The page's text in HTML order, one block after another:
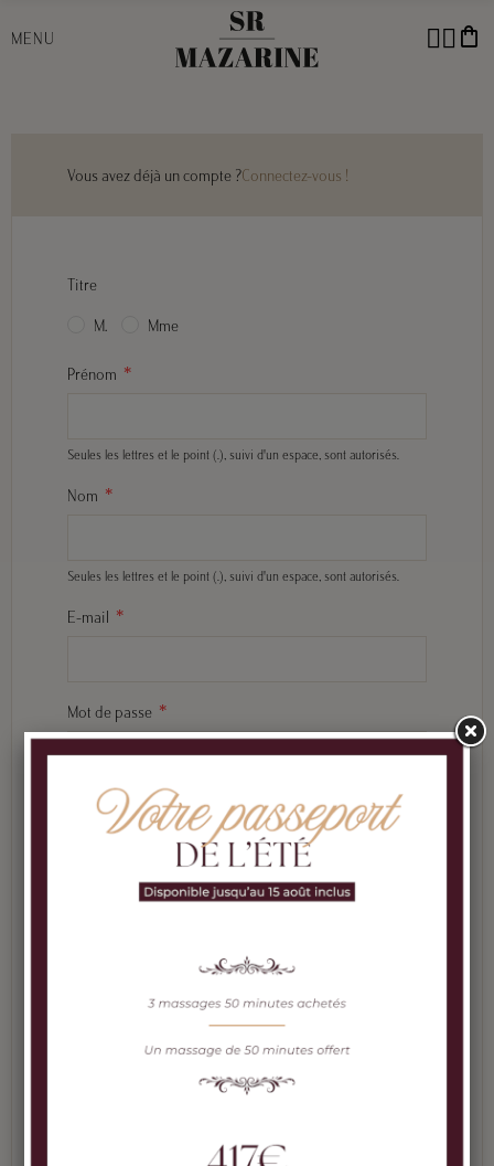
MENU shopping_bag
Vous avez déjà un compte ?Connectez-vous !
Titre
M. Mme
Prénom
Seules les lettres et le point (.), suivi d'un espace, sont autorisés.
Nom
Seules les lettres et le point (.), suivi d'un espace, sont autorisés.
E-mail
Mot de passe
Date de naissance
(Ex. : 31/05/1970)
J'accepte de recevoir la newsletter de SR Mazarine
Vous pouvez vous désinscrire à tout moment. Vous
conditions d'utilisation du site.